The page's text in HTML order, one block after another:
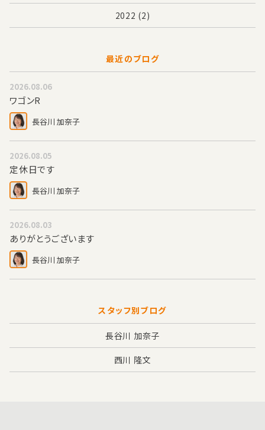
2022 (2)
最近のブログ
2026.08.06
ワゴンR
長谷川 加奈子
2026.08.05
定休日です
長谷川 加奈子
2026.08.03
ありがとうございます
長谷川 加奈子
スタッフ別ブログ
長谷川 加奈子
西川 隆文